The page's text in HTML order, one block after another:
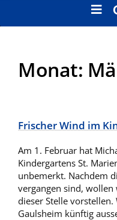
Monat:
Frischer Wind im
Am 1. Februar hat
Kindergartens St.
unbemerkt. Nachdem
vergangen sind, wollen
dieser Stelle
Gaulsheim künftig